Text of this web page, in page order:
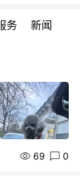
周铁发！
务 新闻
69 0